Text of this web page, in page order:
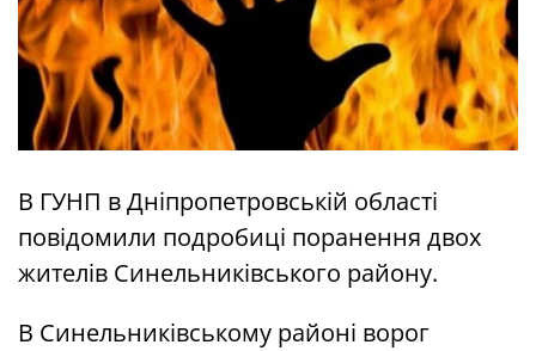
В ГУНП в Дніпропетровській області
повідомили подробиці поранення двох
жителів Синельниківського району.
В Синельниківському районі ворог